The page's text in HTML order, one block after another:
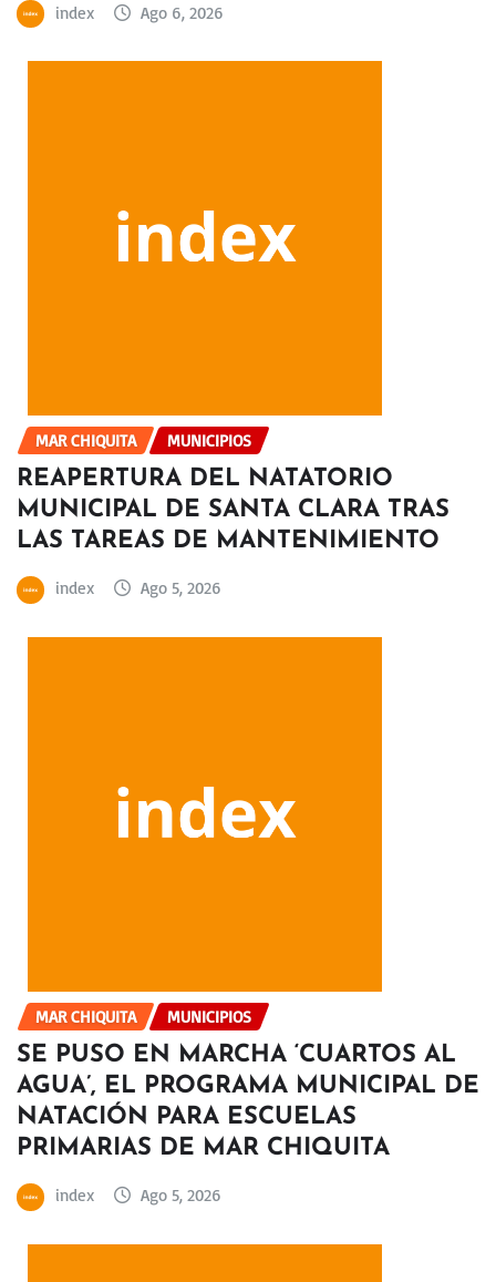
index Ago 6, 2026
MAR CHIQUITA MUNICIPIOS
REAPERTURA DEL NATATORIO
MUNICIPAL DE SANTA CLARA TRAS
LAS TAREAS DE MANTENIMIENTO
index Ago 5, 2026
MAR CHIQUITA MUNICIPIOS
SE PUSO EN MARCHA ‘CUARTOS AL
AGUA’, EL PROGRAMA MUNICIPAL DE
NATACIÓN PARA ESCUELAS
PRIMARIAS DE MAR CHIQUITA
index Ago 5, 2026